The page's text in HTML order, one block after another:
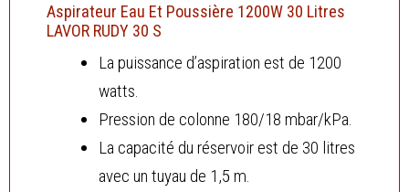
Aspirateur Eau Et Poussière 1200W 30 Litres
LAVOR RUDY 30 S
La puissance d’aspiration est de 1200
watts.
Pression de colonne 180/18 mbar/kPa.
La capacité du réservoir est de 30 litres
avec un tuyau de 1,5 m.